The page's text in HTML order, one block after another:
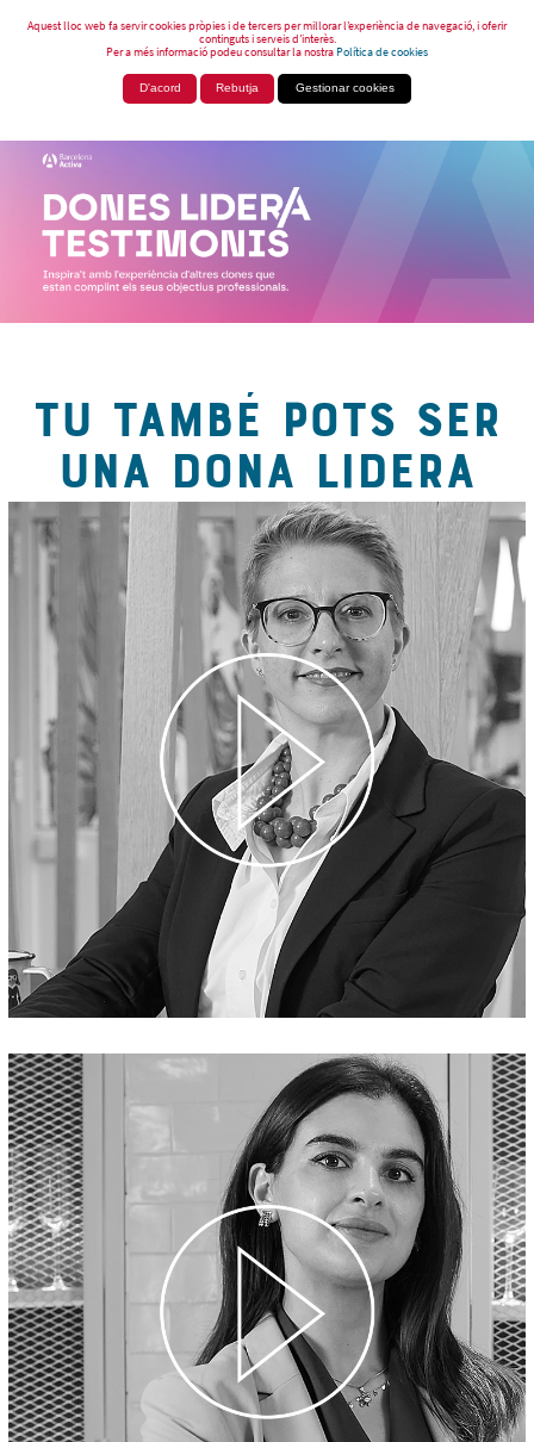
Aquest lloc web fa servir cookies pròpies i de tercers per millorar l’experiència de navegació, i oferir
continguts i serveis d’interès.
Per a més informació podeu consultar la nostraPolítica de cookies
D'acord Rebutja Gestionar cookies
TU TAMBÉ POTS SER
UNA DONA LIDERA